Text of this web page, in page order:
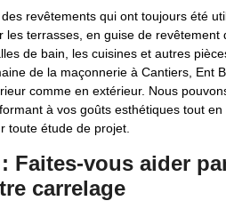
revêtements qui ont toujours été
les terrasses, en guise de
de bain, les cuisines et autres
de la maçonnerie à Cantiers, Ent
comme en extérieur. Nous
à vos goûts esthétiques tout
toute étude de projet.
Faites-vous aider
carrelage